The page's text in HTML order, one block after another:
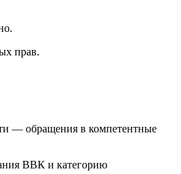
прав.
— обращения в компетентные